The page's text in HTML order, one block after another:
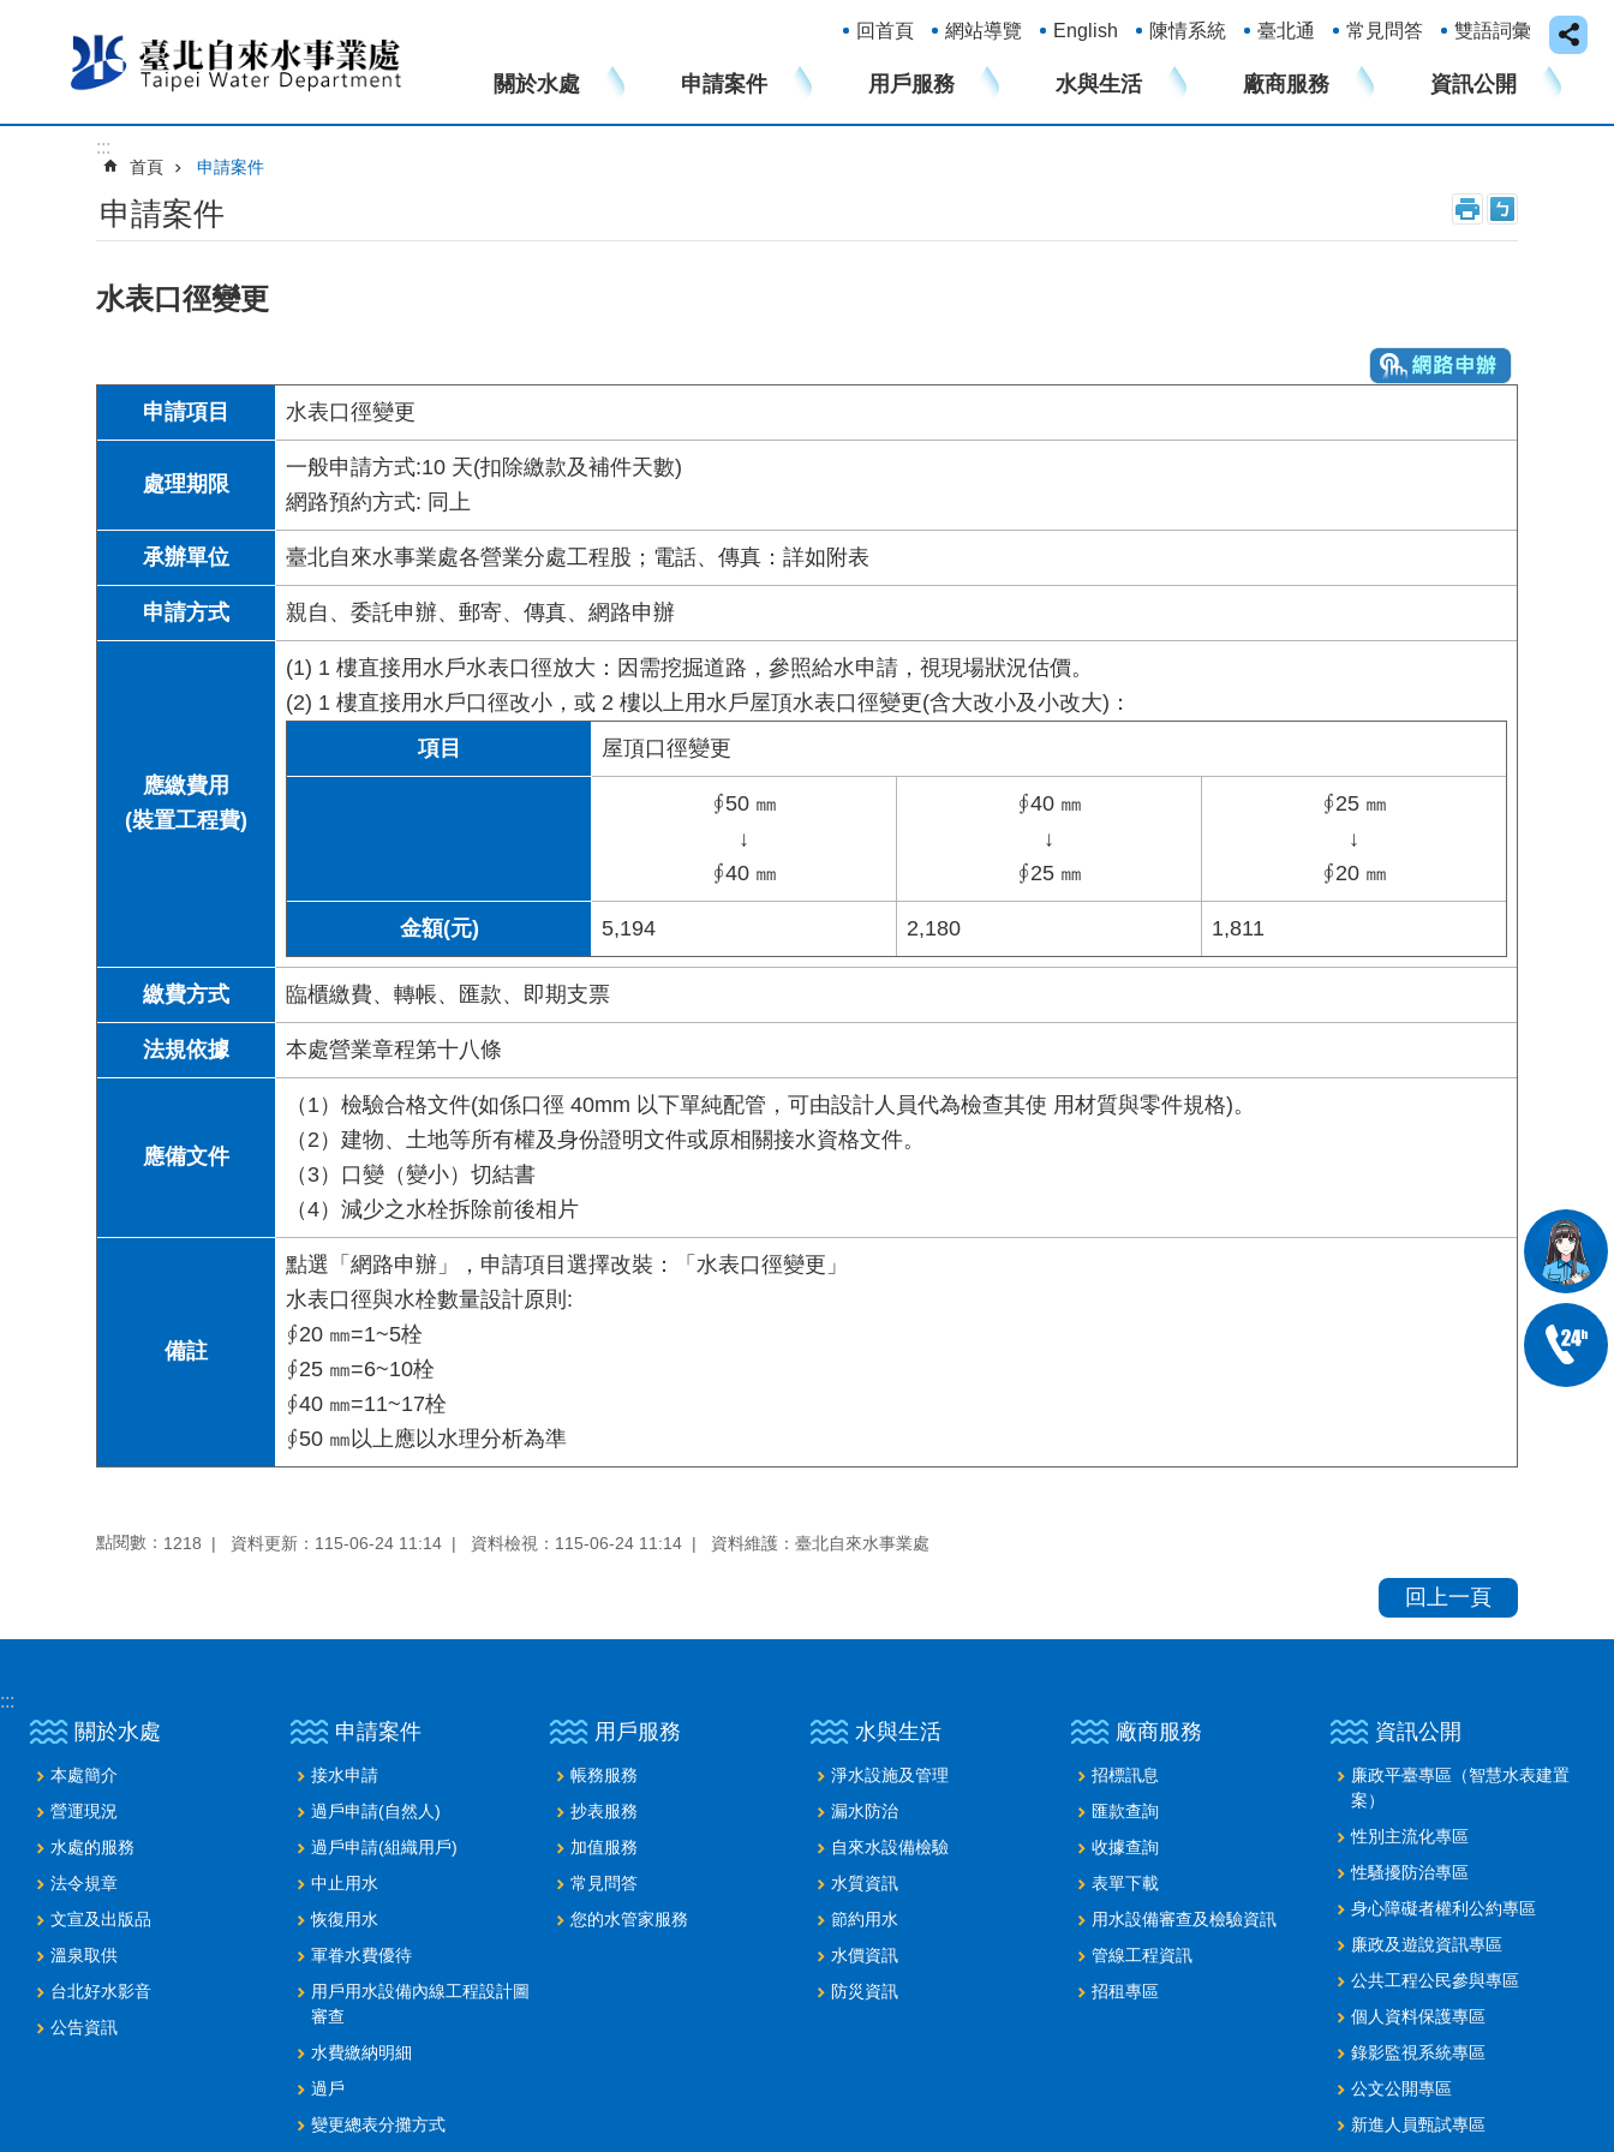
回首頁
網站導覽 English 陳情系統 臺北通 常見問答 雙語詞彙
關於水處 申請案件 用戶服務 水與生活 廠商服務 資訊公開
:::
首頁 申請案件
申請案件
水表口徑變更
申請項目 水表口徑變更
處理期限
一般申請方式:10 天(扣除繳款及補件天數)
網路預約方式: 同上
承辦單位 臺北自來水事業處各營業分處工程股；電話、傳真：詳如附表
申請方式 親自、委託申辦、郵寄、傳真、網路申辦
應繳費用
(裝置工程費)
(1) 1 樓直接用水戶水表口徑放大：因需挖掘道路，參照給水申請，視現場狀況估價。
(2) 1 樓直接用水戶口徑改小，或 2 樓以上用水戶屋頂水表口徑變更(含大改小及小改大)：
項目
屋頂口徑變更
∮50 ㎜
↓
∮40 ㎜
∮40 ㎜
↓
∮25 ㎜
∮25 ㎜
↓
∮20 ㎜
金額(元) 5,194 2,180 1,811
繳費方式 臨櫃繳費、轉帳、匯款、即期支票
法規依據 本處營業章程第十八條
應備文件
（1）檢驗合格文件(如係口徑 40mm 以下單純配管，可由設計人員代為檢查其使 用材質與零件規格)。
（2）建物、土地等所有權及身份證明文件或原相關接水資格文件。
（3）口變（變小）切結書
（4）減少之水栓拆除前後相片
備註
點選「網路申辦」，申請項目選擇改裝：「水表口徑變更」
水表口徑與水栓數量設計原則:
∮20 ㎜=1~5栓
∮25 ㎜=6~10栓
∮40 ㎜=11~17栓
∮50 ㎜以上應以水理分析為準
點閱數： 1218 資料更新：115-06-24 11:14 資料檢視：115-06-24 11:14 資料維護：臺北自來水事業處
回上一頁
:::
關於水處
本處簡介
營運現況
水處的服務
法令規章
文宣及出版品
溫泉取供
台北好水影音
公告資訊
申請案件
接水申請
過戶申請(自然人)
過戶申請(組織用戶)
中止用水
恢復用水
軍眷水費優待
用戶用水設備內線工程設計圖
審查
水費繳納明細
過戶
變更總表分攤方式
用戶服務
帳務服務
抄表服務
加值服務
常見問答
您的水管家服務
水與生活
淨水設施及管理
漏水防治
自來水設備檢驗
水質資訊
節約用水
水價資訊
防災資訊
廠商服務
招標訊息
匯款查詢
收據查詢
表單下載
用水設備審查及檢驗資訊
管線工程資訊
招租專區
資訊公開
廉政平臺專區（智慧水表建置
案）
性別主流化專區
性騷擾防治專區
身心障礙者權利公約專區
廉政及遊說資訊專區
公共工程公民參與專區
個人資料保護專區
錄影監視系統專區
公文公開專區
新進人員甄試專區